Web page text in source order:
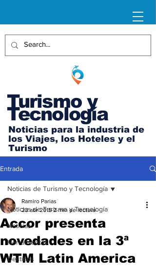
Turismo y
Tecnología
Noticias para la industria de
los Viajes, los Hoteles y el
Turismo
Entrada
Noticias de Turismo y Tecnología
Noticias
Herramientas
Destinos
Noticias de Turismo y Tecnología
Accor presenta
novedades en la 3ª
WTM Latin America
Ramiro Parias
23 abr 2015 2 min de lectura